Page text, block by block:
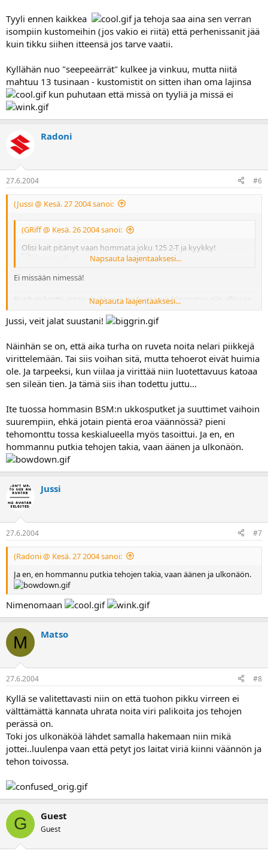
Tyyli ennen kaikkea
ja tehoja saa aina sen verran
isompiin kustomeihin (jos vakio ei riitä) että perhenissanit jää
kuin tikku siihen itteensä jos tarve vaatii.
Kyllähän nuo "seepeeärrät" kulkee ja vinkuu, mutta niitä
mahtuu 13 tusinaan - kustomistit on sitten ihan oma lajinsa
kun puhutaan että missä on tyyliä ja missä ei
Radoni
27.6.2004 #6
(Jussi @ Kesä. 27 2004 sanoi:
(GRiff @ Kesä. 26 2004 sanoi:
Olisi kait pitänyt vaan hommata joku 125 2-T ja kyykky!
Napsauta laajentaaksesi...
Ei missään nimessä!
Kunhan kortti antaa myöten ja jos kustomit kiinnostaa niin alle saa
sellaisia pelejä että oksat pois!
kustomeihin (jos vakio ei riitä) että perhenissanit jää kuin tikku
siihen itteensä jos tarve vaatii.
Kyllähän nuo "seepeeärrät" kulkee ja vinkuu, mutta niitä mahtuu 13
tusinaan - kustomistit on sitten ihan oma lajinsa
Napsauta laajentaaksesi...
Jussi, veit jalat suustani!
Näinhän se on, että aika turha on ruveta noita nelari piikkejä
virittelemään. Tai siis voihan sitä, mutta tehoerot eivät huimia
ole. Ja tarpeeksi, kun viilaa ja virittää niin luotettavuus katoaa
sen sileän tien. Ja tämä siis ihan todettu juttu...
Ite tuossa hommasin BSM:n ukkosputket ja suuttimet vaihoin
suurempiin, ehkä jotain pientä eroa väännössä? pieni
tehomonttu tossa keskialueella myös tasoittui. Ja en, en
hommannu putkia tehojen takia, vaan äänen ja ulkonäön.
Jussi
27.6.2004 #7
(Radoni @ Kesä. 27 2004 sanoi:
Ja en, en hommannu putkia tehojen takia, vaan äänen ja ulkonäön.
Nimenomaan
M Matso
27.6.2004 #8
Kyllä se valitettavasti niin on että tuohon pikku virreen ei
välttämättä kannata uhrata noita viri palikoita jos tehojen
perässä on.
Toki jos ulkonäköä lähdet samalla hakemaan niin mikä
jottei..luulenpa vaan että petyt jos laitat viriä kiinni väännön ja
tehon toivossa.
G Guest
Guest